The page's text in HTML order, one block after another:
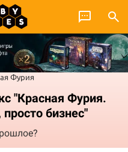
Фурия
"Красная Фурия.
бизнес"